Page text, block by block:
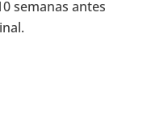
semanas antes